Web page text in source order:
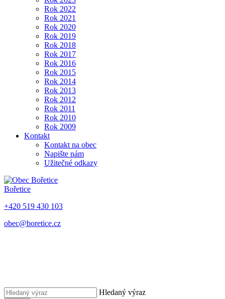
Rok 2022
Rok 2021
Rok 2020
Rok 2019
Rok 2018
Rok 2017
Rok 2016
Rok 2015
Rok 2014
Rok 2013
Rok 2012
Rok 2011
Rok 2010
Rok 2009
Kontakt
Kontakt na obec
Napište nám
Užitečné odkazy
Bořetice
+420 519 430 103
obec@boretice.cz
Hledaný výraz